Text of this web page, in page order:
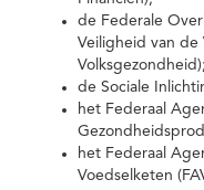
de Federale
Veiligheid van de
Volksgezondheid);
de Sociale
het Federaal
het Federaal
Voedselketen